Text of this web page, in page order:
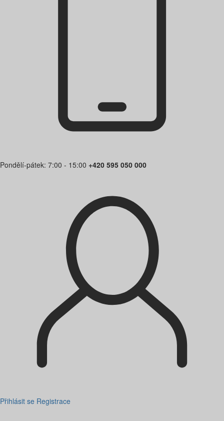
Pondělí-pátek: 7:00 - 15:00 +420 595 050 000
Přihlásit se Registrace